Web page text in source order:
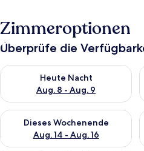
Zimmeroptionen
Überprüfe die
Heute Nacht
Aug. 8 - Aug. 9
Überprüfe die Verfügbarkeit für
Dieses Wochenende
Aug. 14 - Aug. 16
Überprüfe die Verfügbarkeit für